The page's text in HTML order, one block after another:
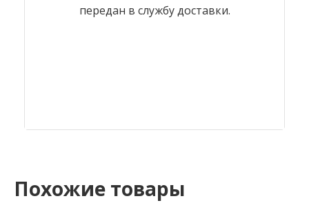
передан в службу доставки.
Похожие товары